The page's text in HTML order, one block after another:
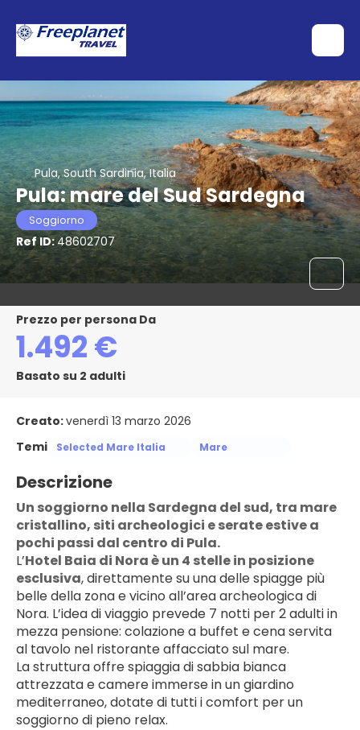
Pula, South Sardinia, Italia
Pula: mare del Sud Sardegna
Soggiorno
Ref ID: 48602707
Prezzo per persona Da
1.492 €
Basato su 2 adulti
Creato:venerdì 13 marzo 2026
Temi
Selected Mare Italia Mare
Descrizione
Un soggiorno nella Sardegna del sud, tra mare
cristallino, siti archeologici e serate estive a
pochi passi dal centro di Pula.
L’Hotel Baia di Nora è un 4 stelle in posizione
esclusiva, direttamente su una delle spiagge più
belle della zona e vicino all’area archeologica di
Nora. L’idea di viaggio prevede 7 notti per 2 adulti in
mezza pensione: colazione a buffet e cena servita
al tavolo nel ristorante affacciato sul mare.
La struttura offre spiaggia di sabbia bianca
attrezzata e camere immerse in un giardino
mediterraneo, dotate di tutti i comfort per un
soggiorno di pieno relax.